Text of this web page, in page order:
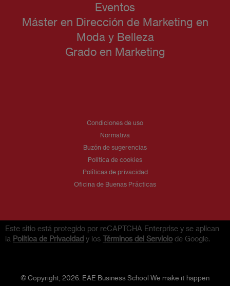
Eventos
Máster en Dirección de Marketing en
Moda y Belleza
Grado en Marketing
Condiciones de uso
Normativa
Buzón de sugerencias
Política de cookies
Políticas de privacidad
Oficina de Buenas Prácticas
Este sitio está protegido por reCAPTCHA Enterprise y se aplican
la Política de Privacidad y los Términos del Serviciode Google.
© Copyright, 2026. EAE Business School We make it happen